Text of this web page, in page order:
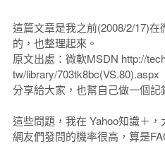
這篇文章是我之前(2008/2/17)
的，也整理起來。
原文出處：微軟MSDN http://
tw/library/703tk8bc(VS.80).aspx
分享給大家，也幫自己做一個記
這些問題，我在 Yahoo知識＋，
網友們發問的機率很高，算是